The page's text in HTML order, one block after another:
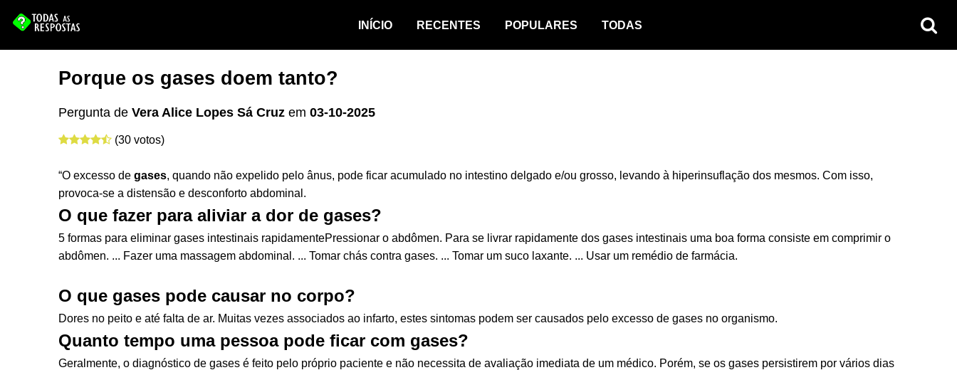
INÍCIO RECENTES POPULARES TODAS
Porque os gases doem tanto?
Pergunta de Vera Alice Lopes Sá Cruz em 03-10-2025
(30 votos)
“O excesso de gases, quando não expelido pelo ânus, pode ficar acumulado no intestino delgado e/ou grosso, levando à hiperinsuflação dos mesmos. Com isso,
provoca-se a distensão e desconforto abdominal.
O que fazer para aliviar a dor de gases?
5 formas para eliminar gases intestinais rapidamentePressionar o abdômen. Para se livrar rapidamente dos gases intestinais uma boa forma consiste em comprimir o
abdômen. ... Fazer uma massagem abdominal. ... Tomar chás contra gases. ... Tomar um suco laxante. ... Usar um remédio de farmácia.
O que gases pode causar no corpo?
Dores no peito e até falta de ar. Muitas vezes associados ao infarto, estes sintomas podem ser causados pelo excesso de gases no organismo.
Quanto tempo uma pessoa pode ficar com gases?
Geralmente, o diagnóstico de gases é feito pelo próprio paciente e não necessita de avaliação imediata de um médico. Porém, se os gases persistirem por vários dias